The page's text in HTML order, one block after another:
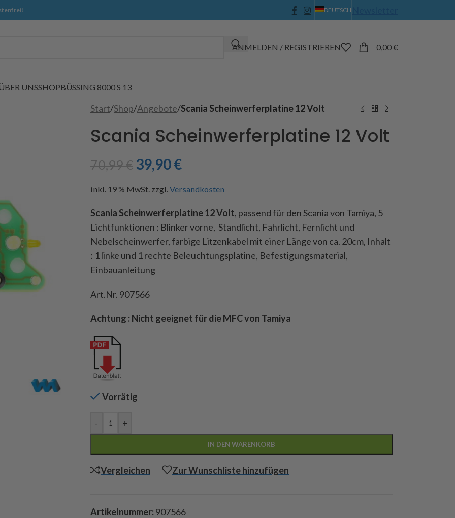
DEUTSCH
ANMELDEN / REGISTRIEREN 0,00€
UNSSHOPBÜSSING 8000 S 13
Start/Shop/Angebote/Scania Scheinwerferplatine 12 Volt
Scania Scheinwerferplatine 12 Volt
70,99€ 39,90€
inkl. 19 % MwSt. zzgl.Versandkosten
Scania Scheinwerferplatine 12 Volt, passend für den Scania von Tamiya, 5
Lichtfunktionen : Blinker vorne, Standlicht, Fahrlicht, Fernlicht und
Nebelscheinwerfer, farbige Litzenkabel mit einer Länge von ca. 20cm, Inhalt
: 1 linke und 1 rechte Beleuchtungsplatine, Befestigungsmaterial,
Einbauanleitung
Art.Nr. 907566
Achtung : Nicht geeignet für die MFC von Tamiya
Vorrätig
- +
IN DEN WARENKORB
Vergleichen Zur Wunschliste hinzufügen
Artikelnummer: 907566